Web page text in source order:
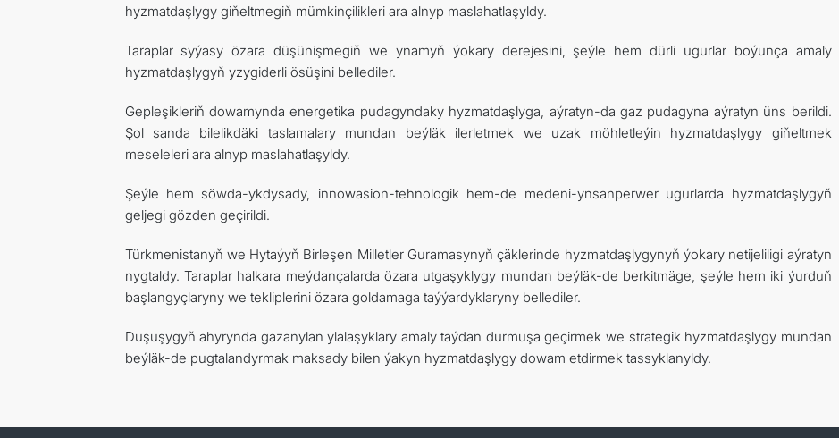
hyzmatdaşlygy giňeltmegiň mümkinçilikleri ara alnyp maslahatlaşyldy.
Taraplar syýasy özara düşünişmegiň we ynamyň ýokary derejesini, şeýle hem dürli ugurlar boýunça amaly
hyzmatdaşlygyň yzygiderli ösüşini bellediler.
Gepleşikleriň dowamynda energetika pudagyndaky hyzmatdaşlyga, aýratyn-da gaz pudagyna aýratyn üns berildi.
Şol sanda bilelikdäki taslamalary mundan beýläk ilerletmek we uzak möhletleýin hyzmatdaşlygy giňeltmek
meseleleri ara alnyp maslahatlaşyldy.
Şeýle hem söwda-ykdysady, innowasion-tehnologik hem-de medeni-ynsanperwer ugurlarda hyzmatdaşlygyň
geljegi gözden geçirildi.
Türkmenistanyň we Hytaýyň Birleşen Milletler Guramasynyň çäklerinde hyzmatdaşlygynyň ýokary netijeliligi aýratyn
nygtaldy. Taraplar halkara meýdançalarda özara utgaşyklygy mundan beýläk-de berkitmäge, şeýle hem iki ýurduň
başlangyçlaryny we tekliplerini özara goldamaga taýýardyklaryny bellediler.
Duşuşygyň ahyrynda gazanylan ylalaşyklary amaly taýdan durmuşa geçirmek we strategik hyzmatdaşlygy mundan
beýläk-de pugtalandyrmak maksady bilen ýakyn hyzmatdaşlygy dowam etdirmek tassyklanyldy.